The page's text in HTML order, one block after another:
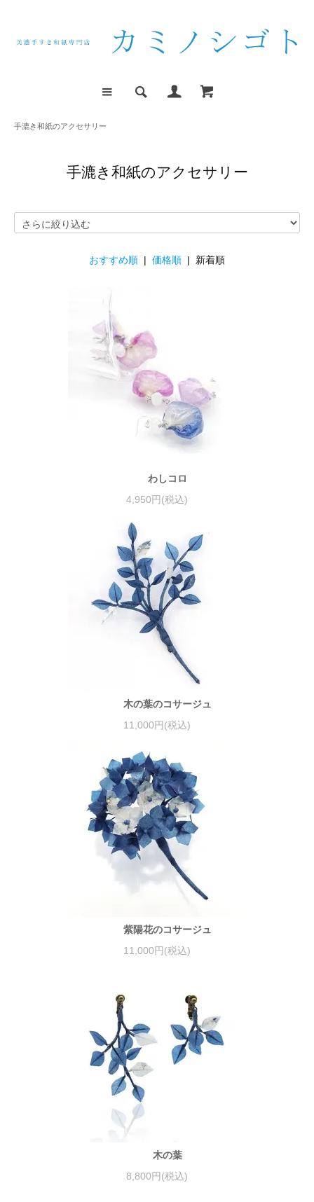
手漉き和紙のアクセサリー
手漉き和紙のアクセサリー
おすすめ順 | 価格順 | 新着順
わしコロ
4,950円(税込)
木の葉のコサージュ
11,000円(税込)
紫陽花のコサージュ
11,000円(税込)
木の葉
8,800円(税込)